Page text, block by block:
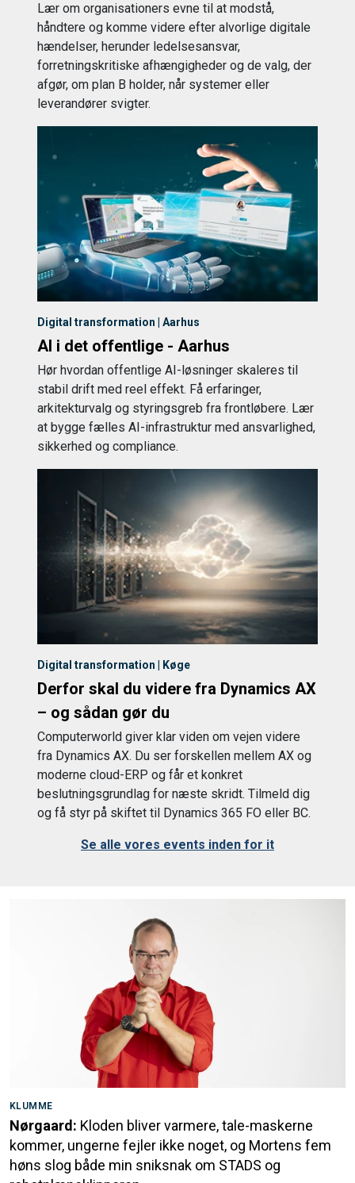
Lær om organisationers evne til at modstå,
håndtere og komme videre efter alvorlige digitale
hændelser, herunder ledelsesansvar,
forretningskritiske afhængigheder og de valg, der
afgør, om plan B holder, når systemer eller
leverandører svigter.
Digital transformation | Aarhus
AI i det offentlige - Aarhus
Hør hvordan offentlige AI-løsninger skaleres til
stabil drift med reel effekt. Få erfaringer,
arkitekturvalg og styringsgreb fra frontløbere. Lær
at bygge fælles AI-infrastruktur med ansvarlighed,
sikkerhed og compliance.
Digital transformation | Køge
Derfor skal du videre fra Dynamics AX
– og sådan gør du
Computerworld giver klar viden om vejen videre
fra Dynamics AX. Du ser forskellen mellem AX og
moderne cloud-ERP og får et konkret
beslutningsgrundlag for næste skridt. Tilmeld dig
og få styr på skiftet til Dynamics 365 FO eller BC.
Se alle vores events inden for it
KLUMME
Nørgaard: Kloden bliver varmere, tale-maskerne
kommer, ungerne fejler ikke noget, og Mortens fem
høns slog både min sniksnak om STADS og